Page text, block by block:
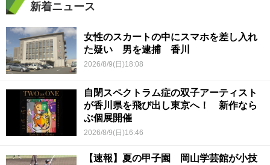
新着ニュース
女性のスカートの中にスマホを差し入れ
た疑い 男を逮捕 香川
2026/8/9(日)18:08
自閉スペクトラム症の双子アーティスト
が香川県を飛び出し東京へ！ 新作なら
ぶ個展開催
2026/8/9(日)16:46
【速報】夏の甲子園 岡山学芸館が小技